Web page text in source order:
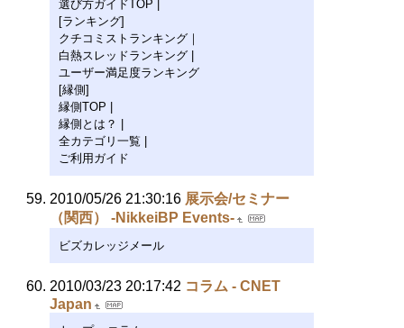
選び方ガイドTOP |
[ランキング]
クチコミストランキング｜
白熱スレッドランキング |
ユーザー満足度ランキング
[縁側]
縁側TOP |
縁側とは？ |
全カテゴリ一覧 |
ご利用ガイド
2010/05/26 21:30:16 展示会/セミナー
（関西） -NikkeiBP Events-
ビズカレッジメール
2010/03/23 20:17:42 コラム - CNET
Japan